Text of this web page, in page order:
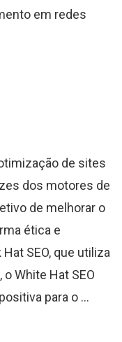
em redes
de sites
dos motores de
de melhorar o
ética e
SEO, que utiliza
White Hat SEO
para o ...